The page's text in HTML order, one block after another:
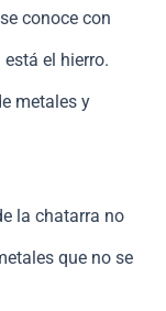
conoce con
el hierro.
metales y
la chatarra no
que no se